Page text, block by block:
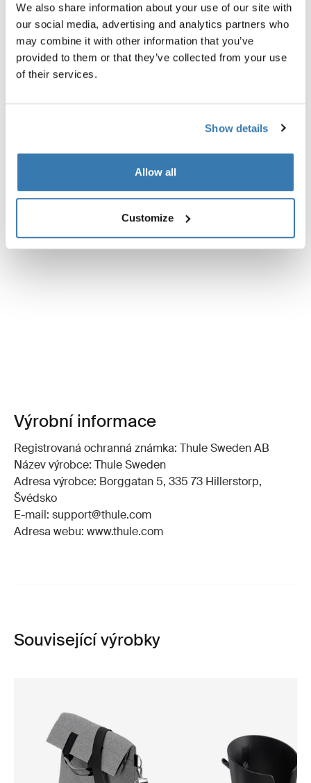
We also share information about your use of our site with
our social media, advertising and analytics partners who
may combine it with other information that you’ve
provided to them or that they’ve collected from your use
of their services.
Show details
Allow all
Customize
Výrobní informace
Registrovaná ochranná známka: Thule Sweden AB
Název výrobce: Thule Sweden
Adresa výrobce: Borggatan 5, 335 73 Hillerstorp,
Švédsko
E-mail: support@thule.com
Adresa webu: www.thule.com
Související výrobky